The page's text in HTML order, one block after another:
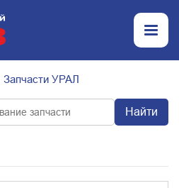
Запчасти УРАЛ
Найти